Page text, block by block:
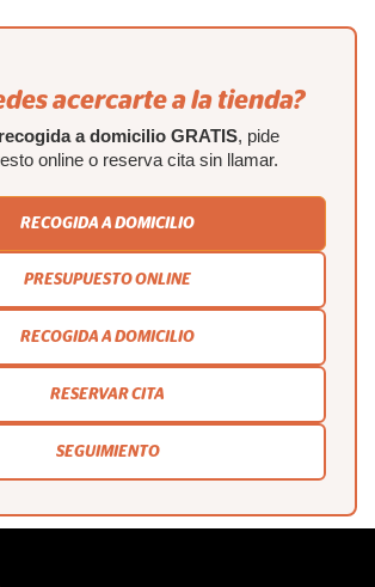
acercarte a la tienda?
recogida a domicilio GRATIS, pide
online o reserva cita sin llamar.
RECOGIDA A DOMICILIO
PRESUPUESTO ONLINE
RECOGIDA A DOMICILIO
RESERVAR CITA
SEGUIMIENTO